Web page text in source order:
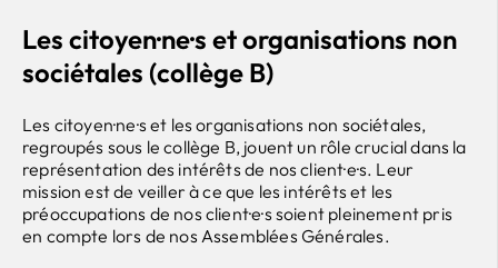
Les citoyen·ne·s et organisations non
sociétales (collège B)
Les citoyen·ne·s et les organisations non sociétales,
regroupés sous le collège B, jouent un rôle crucial dans la
représentation des intérêts de nos client·e·s. Leur
mission est de veiller à ce que les intérêts et les
préoccupations de nos client·e·s soient pleinement pris
en compte lors de nos Assemblées Générales.